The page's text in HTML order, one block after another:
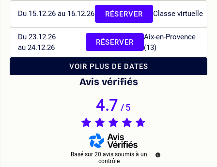
Du 15.12.26 au 16.12.26 Classe virtuelle
RÉSERVER
Du 23.12.26
au 24.12.26
Aix-en-Provence
(13)
RÉSERVER
VOIR PLUS DE DATES
Avis vérifiés
4.7/5
Basé sur 20 avis soumis à un
contrôle